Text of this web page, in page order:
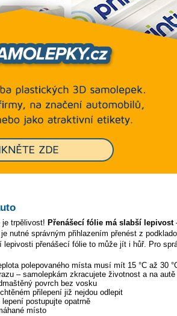
je trpělivost! Přenášecí fólie má slabší lepivost
nutné správným přihlazením přenést z
přenášecí fólie to může jít i hůř. Pro
polepovaného místa musí mít 15 °C až 30
– samolepkám zkracujete životnost a na autě
povrch bez vosku
přilepení již nejdou odlepit
postupujte opatrně
místo